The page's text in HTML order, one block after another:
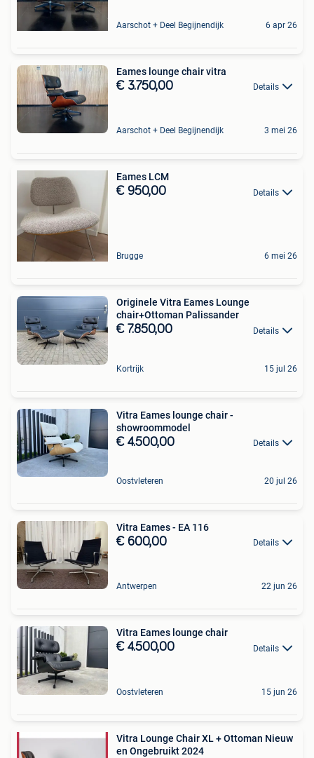
Aarschot + Deel Begijnendijk 6 apr 26
Eames lounge chair vitra
€ 3.750,00 Details
Aarschot + Deel Begijnendijk 3 mei 26
Eames LCM
€ 950,00 Details
Brugge 6 mei 26
Originele Vitra Eames Lounge
chair+Ottoman Palissander
€ 7.850,00 Details
Kortrijk 15 jul 26
Vitra Eames lounge chair -
showroommodel
€ 4.500,00 Details
Oostvleteren 20 jul 26
Vitra Eames - EA 116
€ 600,00 Details
Antwerpen 22 jun 26
Vitra Eames lounge chair
€ 4.500,00 Details
Oostvleteren 15 jun 26
Vitra Lounge Chair XL + Ottoman Nieuw
en Ongebruikt 2024